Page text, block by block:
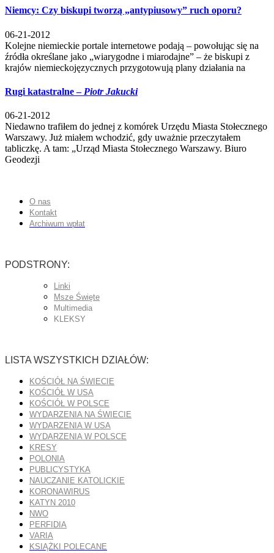
Niemcy: Czy biskupi tworzą „antypiusowy” ruch oporu?
06-21-2012
Kolejne niemieckie portale internetowe podają – powołując się na
źródła określane jako „wiarygodne i miarodajne” – że biskupi z
krajów niemieckojęzycznych przygotowują plany działania na
Rugi katastralne – Piotr Jakucki
06-21-2012
Niedawno trafiłem do jednej z komórek Urzędu Miasta Stołecznego
Warszawy. Już miałem wchodzić, gdy uważnie przeczytałem
tabliczkę. A tam: „Urząd Miasta Stołecznego Warszawy. Biuro
Geodezji
O nas
Kontakt
Archiwum wpłat
PODSTRONY:
Linki
Msze Święte
Multimedia
KLEKSY
LISTA WSZYSTKICH DZIAŁÓW:
KOŚCIÓŁ NA ŚWIECIE
KOŚCIÓŁ W USA
KOŚCIÓŁ W POLSCE
WYDARZENIA NA ŚWIECIE
WYDARZENIA W USA
WYDARZENIA W POLSCE
KRESY
POLONIA
PUBLICYSTYKA
NAUCZANIE KATOLICKIE
KORONAWIRUS
KATYN 2010
NWO
PERFIDIA
VARIA
KSIĄŻKI POLECANE